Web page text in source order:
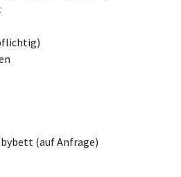
(auf Anfrage)